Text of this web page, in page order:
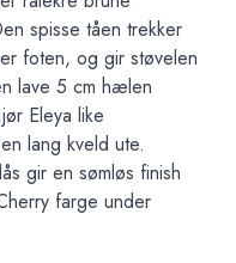
spisse tåen trekker
foten, og gir støvelen
lave 5 cm hælen
Eleya like
lang kveld ute.
gir en sømløs finish
farge under